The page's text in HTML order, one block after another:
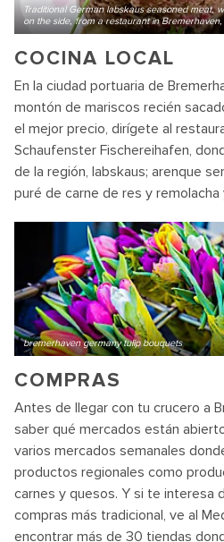
Traditional German labskaus seasoned meat,
on the side, from a restaurant in
COCINA LOCAL
En la ciudad portuaria de
montón de mariscos recién
el mejor precio, dirígete al
Schaufenster Fischereihafen,
de la región, labskaus; arenque
puré de carne de res y remolacha
bremerhaven germany tulip bouquets
COMPRAS
Antes de llegar con tu crucero a
saber qué mercados están
varios mercados semanales
productos regionales como
carnes y quesos. Y si te interesa
compras más tradicional, ve al
encontrar más de 30 tiendas